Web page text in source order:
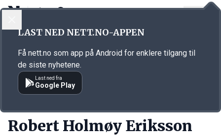
Annonsørinnhold
Robert Holmøy Eriksson
LAST NED NETT.NO-APPEN
Få nett.no som app på Android for enklere tilgang til
de siste nyhetene.
Last ned fra
Google Play